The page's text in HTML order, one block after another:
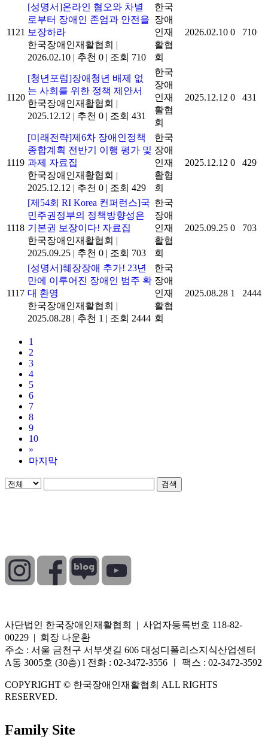
1121
[성명서]온라인 혐오와 차별
로부터 장애인 존엄과 안전을
보장하라
한국장애인재활협회 |
2026.02.10 | 추천 0 | 조회 710
한국
장애
인재
활협
회
2026.02.10 0 710
1120
[청년포럼]장애청년 배제 없
는 사회를 위한 정책 제안서
한국장애인재활협회 |
2025.12.12 | 추천 0 | 조회 431
한국
장애
인재
활협
회
2025.12.12 0 431
1119
[미래전략]제6차 장애인정책
종합계획 전반기 이행 평가 및
과제 자료집
한국장애인재활협회 |
2025.12.12 | 추천 0 | 조회 429
한국
장애
인재
활협
회
2025.12.12 0 429
1118
[제54회 RI Korea 컨퍼런스]국
민주권정부의 정책방향성은
기본권 보장이다! 자료집
한국장애인재활협회 |
2025.09.25 | 추천 0 | 조회 703
한국
장애
인재
활협
회
2025.09.25 0 703
1117
[성명서]췌장장애 추가! 23년
만에 이루어진 장애인 범주 확
대 환영
한국장애인재활협회 |
2025.08.28 | 추천 1 | 조회 2444
한국
장애
인재
활협
회
2025.08.28 1 2444
1
2
3
4
5
6
7
8
9
10
»
마지막
검색
사단법인 한국장애인재활협회 | 사업자등록번호 118-82-
00229 | 회장 나운환
주소 : 서울 금천구 서부샛길 606 대성디폴리스지식산업센터
A동 3005호 (30층) l 전화 : 02-3472-3556 ㅣ 팩스 : 02-3472-3592
COPYRIGHT © 한국장애인재활협회 ALL RIGHTS
RESERVED.
Family Site